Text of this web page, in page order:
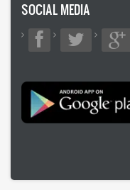
SOCIAL MEDIA